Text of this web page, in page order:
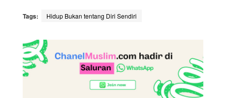
Tags: Hidup Bukan tentang Diri Sendiri